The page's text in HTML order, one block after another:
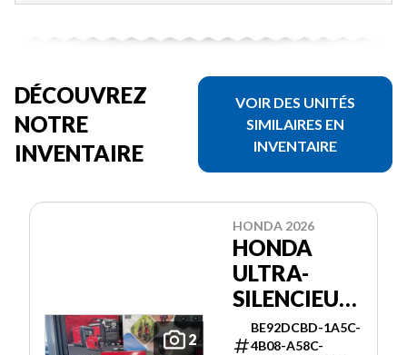
DÉCOUVREZ
NOTRE
INVENTAIRE
VOIR DES UNITÉS
SIMILAIRES EN
INVENTAIRE
2
HONDA 2026
HONDA
ULTRA-
SILENCIEUSE
3000I ES
BE92DCBD-1A5C-
4B08-A58C-